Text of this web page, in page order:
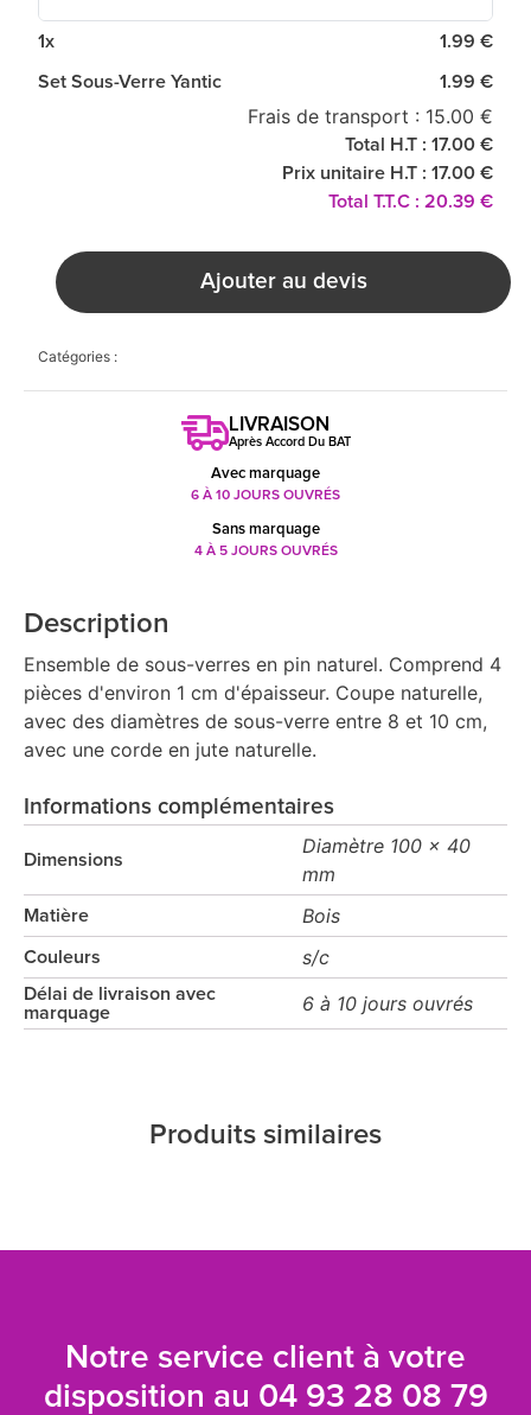
1x 1.99 €
Set Sous-Verre Yantic 1.99 €
Frais de transport : 15.00 €
Total H.T : 17.00 €
Prix unitaire H.T : 17.00 €
Total T.T.C : 20.39 €
Ajouter au devis
Catégories :
LIVRAISON
Après Accord Du BAT
Avec marquage
6 À 10 JOURS OUVRÉS
Sans marquage
4 À 5 JOURS OUVRÉS
Description
Ensemble de sous-verres en pin naturel. Comprend 4
pièces d'environ 1 cm d'épaisseur. Coupe naturelle,
avec des diamètres de sous-verre entre 8 et 10 cm,
avec une corde en jute naturelle.
Informations complémentaires
Dimensions
Diamètre 100 x 40
mm
Matière Bois
Couleurs s/c
Délai de livraison avec
marquage
6 à 10 jours ouvrés
Produits similaires
Notre service client à votre
disposition au 04 93 28 08 79